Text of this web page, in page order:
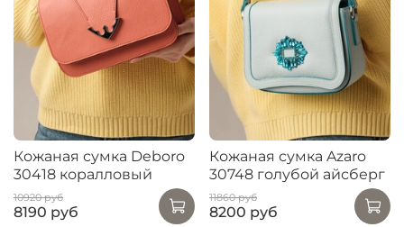
Кожаная сумка Deboro
30418 коралловый
10920 руб
8190 руб
Кожаная сумка Azaro
30748 голубой айсберг
11860 руб
8200 руб